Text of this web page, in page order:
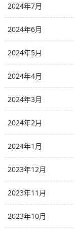
2024年7月
2024年6月
2024年5月
2024年4月
2024年3月
2024年2月
2024年1月
2023年12月
2023年11月
2023年10月